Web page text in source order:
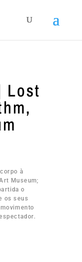
Lost
à
Museum;
o
os seus